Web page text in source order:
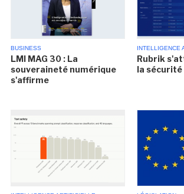
BUSINESS
LMI MAG 30 : La
souveraineté numérique
s'affirme
INTELLIGENCE
Rubrik
la sécurité